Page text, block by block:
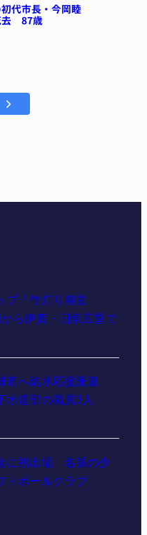
代市長・今岡睦
去 87歳
プ「竹灯り幽玄
ら伊賀・旧崇広堂で
市へ給水応援派遣
水道部の職員3人
に初出場 名張の少
トボールクラブ